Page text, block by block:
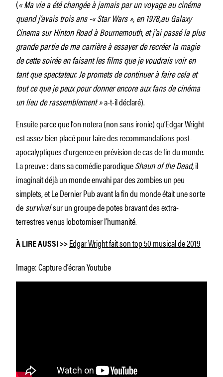
(« Ma vie a été changée à jamais par un voyage au cinéma
quand j’avais trois ans -« Star Wars », en 1978,au Galaxy
Cinema sur Hinton Road à Bournemouth,et j’ai passé la plus
grande partie de ma carrière à essayer de recréer la magie
de cette soirée en faisant les films que je voudrais voir en
tant que spectateur. Je promets de continuer à faire cela et
tout ce que je peux pour donner encore aux fans de cinéma
un lieu de rassemblement »a-t-il déclaré).
Ensuite parce que l’on notera (non sans ironie) qu’Edgar Wright
est assez bien placé pour faire des recommandations post-
apocalyptiques d’urgence en prévision de cas de fin du monde.
La preuve : dans sa comédie parodiqueShaun of the Dead,il
imaginait déjà un monde envahi par des zombies un peu
simplets, etLe Dernier Pub avant la fin du mondeétait une sorte
desurvivalsur un groupe de potes bravant des extra-
terrestres venus lobotomiser l’humanité.
À LIRE AUSSI >> Edgar Wright fait son top 50 musical de 2019
Image: Capture d’écran Youtube